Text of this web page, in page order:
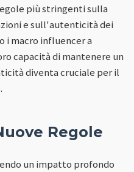
più stringenti sulla
e sull'autenticità dei
i macro influencer a
capacità di mantenere un
diventa cruciale per il
Regole
un impatto profondo